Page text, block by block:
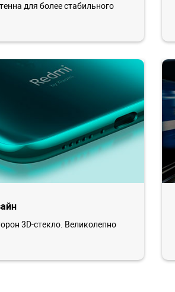
для более стабильного
3D-стекло. Великолепно